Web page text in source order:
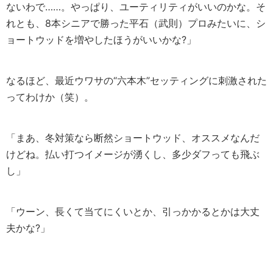
ないわで……。やっぱり、ユーティリティがいいのかな。そ
れとも、8本シニアで勝った平石（武則）プロみたいに、シ
ョートウッドを増やしたほうがいいかな?」
なるほど、最近ウワサの“六本木”セッティングに刺激された
ってわけか（笑）。
「まあ、冬対策なら断然ショートウッド、オススメなんだ
けどね。払い打つイメージが湧くし、多少ダフっても飛ぶ
し」
「ウーン、長くて当てにくいとか、引っかかるとかは大丈
夫かな?」